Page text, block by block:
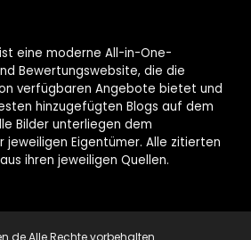
eine moderne All-in-One-
Bewertungswebsite, die die
verfügbaren Angebote bietet und
hinzugefügten Blogs auf dem
Bilder unterliegen dem
jeweiligen Eigentümer. Alle zitierten
ihren jeweiligen Quellen.
Alle Rechte vorbehalten